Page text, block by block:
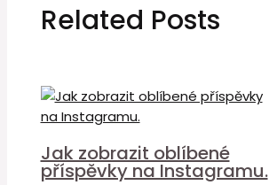
Related Posts
Jak zobrazit oblíbené
příspěvky na Instagramu.